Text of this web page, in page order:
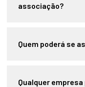
associação?
Quem poderá se
Qualquer